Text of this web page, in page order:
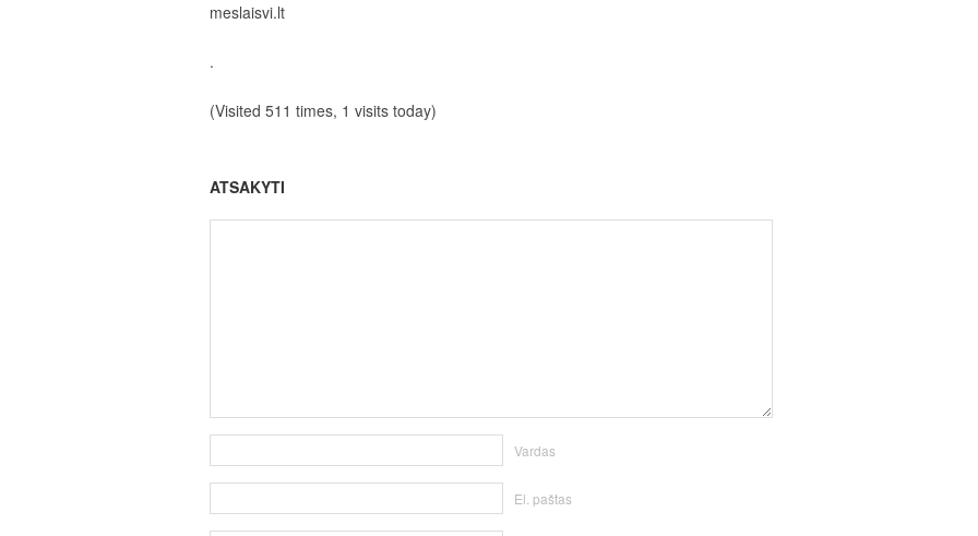
meslaisvi.lt
.
(Visited 511 times, 1 visits today)
ATSAKYTI
Vardas
El. paštas